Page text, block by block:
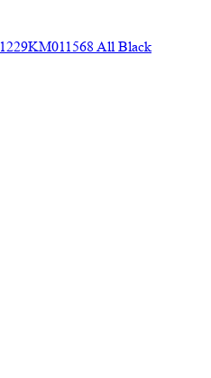
All Black